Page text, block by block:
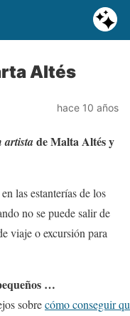
Altés
hace 10 años
artistade Malta Altés y
en las estanterías de los
no se puede salir de
viaje o excursión para
…
sobrecómo conseguir